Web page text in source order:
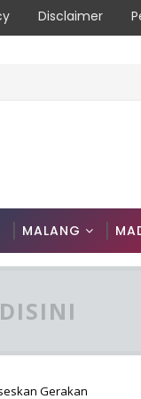
Disclaimer
MALANG
Gerakan